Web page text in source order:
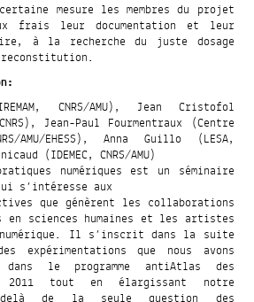
mesure les membres du projet
frais leur documentation et leur
à la recherche du juste dosage
CNRS/AMU), Jean Cristofol
Jean-Paul Fourmentraux (Centre
AMU/EHESS), Anna Guillo (LESA,
(IDEMEC, CNRS/AMU)
numériques est un séminaire
s’intéresse aux
que génèrent les collaborations
en sciences humaines et les artistes
numérique. Il s’inscrit dans la suite
expérimentations que nous avons
dans le programme antiAtlas des
2011 tout en élargissant notre